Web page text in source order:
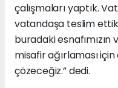
çalışmaları yaptık.
vatandaşa teslim
buradaki esnafımızın
misafir ağırlaması
çözeceğiz.” dedi.